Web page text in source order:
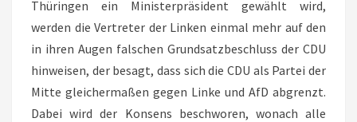
Thüringen ein Ministerpräsident gewählt wird,
werden die Vertreter der Linken einmal mehr auf den
in ihren Augen falschen Grundsatzbeschluss der CDU
hinweisen, der besagt, dass sich die CDU als Partei der
Mitte gleichermaßen gegen Linke und AfD abgrenzt.
Dabei wird der Konsens beschworen, wonach alle